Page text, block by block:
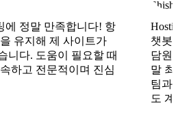
에 정말 만족합니다! 항
유지해 제 사이트가
니다. 도움이 필요할 때
하고 전문적이며 진심
챗봇
담원
말
팀과
도